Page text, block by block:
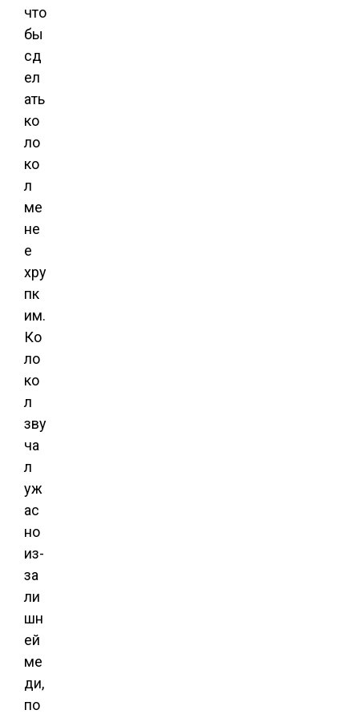
что
бы
сд
ел
ать
ко
ло
ко
л
ме
не
е
хру
пк
им.
Ко
ло
ко
л
зву
ча
л
уж
ас
но
из-
за
ли
шн
ей
ме
ди,
по